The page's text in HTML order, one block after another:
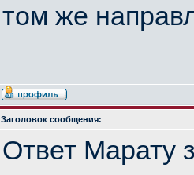
том же
Заголовок сообщения:
Ответ Марату